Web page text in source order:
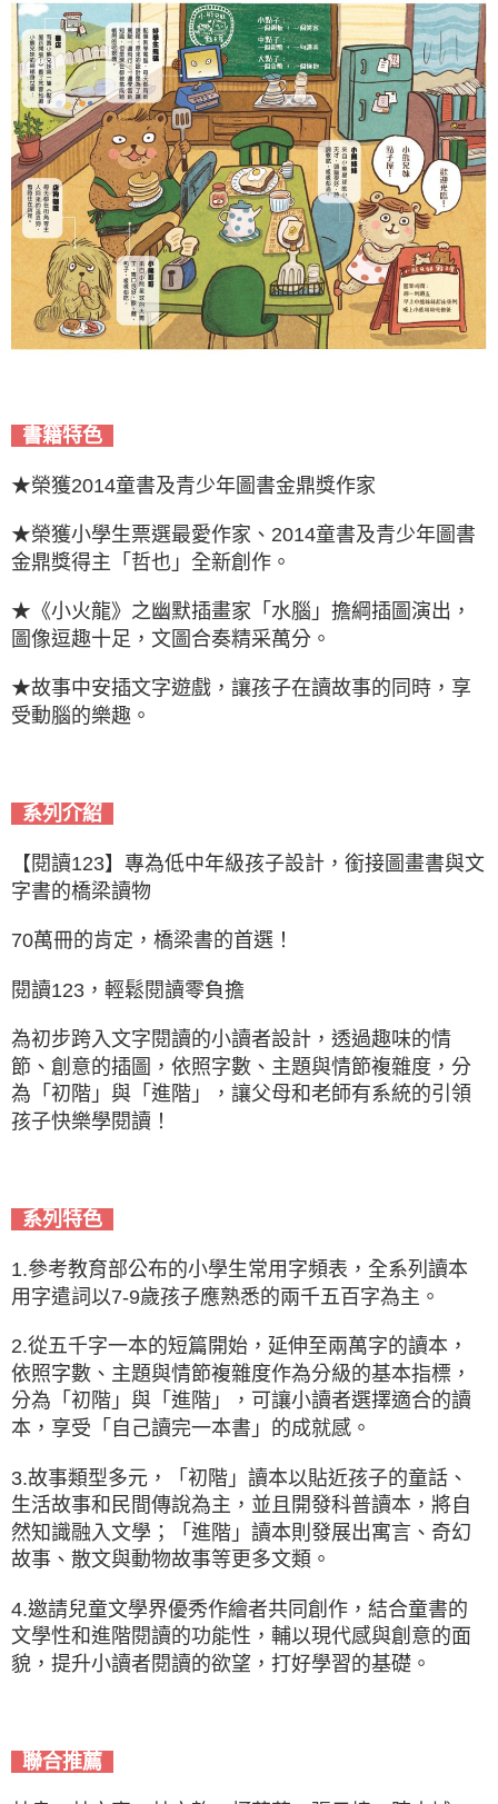
書籍特色
★榮獲2014童書及青少年圖書金鼎獎作家
★榮獲小學生票選最愛作家、2014童書及青少年圖書
金鼎獎得主「哲也」全新創作。
★《小火龍》之幽默插畫家「水腦」擔綱插圖演出，
圖像逗趣十足，文圖合奏精采萬分。
★故事中安插文字遊戲，讓孩子在讀故事的同時，享
受動腦的樂趣。
系列介紹
【閱讀123】專為低中年級孩子設計，銜接圖畫書與文
字書的橋梁讀物
70萬冊的肯定，橋梁書的首選！
閱讀123，輕鬆閱讀零負擔
為初步跨入文字閱讀的小讀者設計，透過趣味的情
節、創意的插圖，依照字數、主題與情節複雜度，分
為「初階」與「進階」，讓父母和老師有系統的引領
孩子快樂學閱讀！
系列特色
1.參考教育部公布的小學生常用字頻表，全系列讀本
用字遣詞以7-9歲孩子應熟悉的兩千五百字為主。
2.從五千字一本的短篇開始，延伸至兩萬字的讀本，
依照字數、主題與情節複雜度作為分級的基本指標，
分為「初階」與「進階」，可讓小讀者選擇適合的讀
本，享受「自己讀完一本書」的成就感。
3.故事類型多元，「初階」讀本以貼近孩子的童話、
生活故事和民間傳說為主，並且開發科普讀本，將自
然知識融入文學；「進階」讀本則發展出寓言、奇幻
故事、散文與動物故事等更多文類。
4.邀請兒童文學界優秀作繪者共同創作，結合童書的
文學性和進階閱讀的功能性，輔以現代感與創意的面
貌，提升小讀者閱讀的欲望，打好學習的基礎。
聯合推薦